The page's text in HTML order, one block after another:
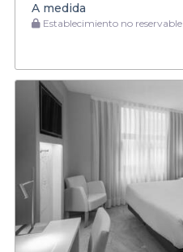
A medida
Establecimiento no reservable